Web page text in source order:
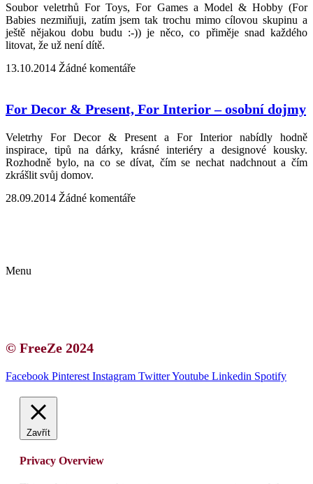
Soubor veletrhů For Toys, For Games a Model & Hobby (For
Babies nezmiňuji, zatím jsem tak trochu mimo cílovou skupinu a
ještě nějakou dobu budu :-)) je něco, co přiměje snad každého
litovat, že už není dítě.
13.10.2014 Žádné komentáře
For Decor & Present, For Interior – osobní dojmy
Veletrhy For Decor & Present a For Interior nabídly hodně
inspirace, tipů na dárky, krásné interiéry a designové kousky.
Rozhodně bylo, na co se dívat, čím se nechat nadchnout a čím
zkrášlit svůj domov.
28.09.2014 Žádné komentáře
Menu
© FreeZe 2024
Facebook Pinterest Instagram TwitterYoutube Linkedin Spotify
Zavřít
Privacy Overview